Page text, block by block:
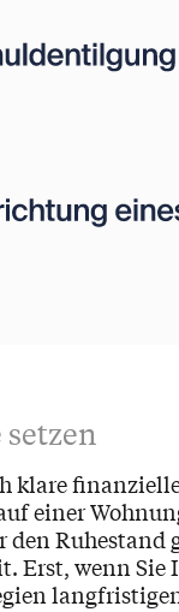
klare
einer
Ruhestand
Erst, wenn Sie